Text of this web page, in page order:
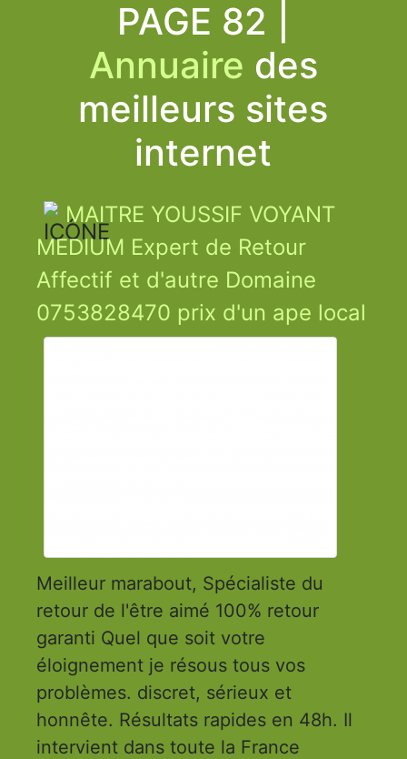
PAGE 82 |
Annuaire des
meilleurs sites
internet
MAITRE YOUSSIF VOYANT
MEDIUM Expert de Retour
Affectif et d'autre Domaine
0753828470 prix d'un ape local
Meilleur marabout, Spécialiste du
retour de l'être aimé 100% retour
garanti Quel que soit votre
éloignement je résous tous vos
problèmes. discret, sérieux et
honnête. Résultats rapides en 48h. Il
intervient dans toute la France